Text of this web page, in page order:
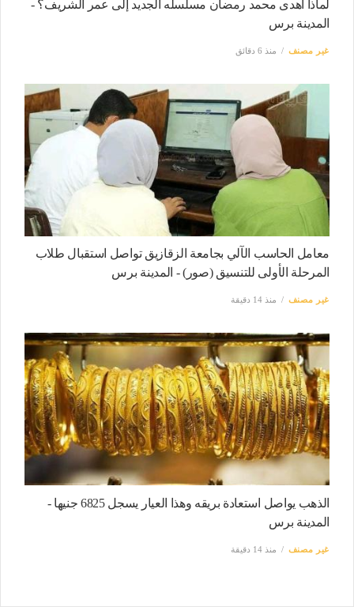
لماذا أهدى محمد رمضان مسلسله الجديد إلى عمر الشريف؟ -
المدينة برس
غير مصنف منذ 6 دقائق
معامل الحاسب الآلي بجامعة الزقازيق تواصل استقبال طلاب
المرحلة الأولى للتنسيق (صور) - المدينة برس
غير مصنف منذ 14 دقيقة
الذهب يواصل استعادة بريقه وهذا العيار يسجل 6825 جنيها -
المدينة برس
غير مصنف منذ 14 دقيقة